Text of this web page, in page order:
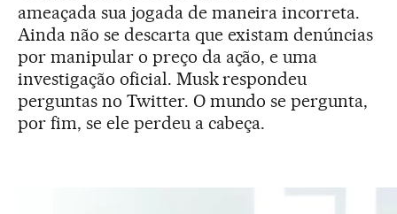
ameaçada sua jogada de maneira incorreta.
Ainda não se descarta que existam denúncias
por manipular o preço da ação, e uma
investigação oficial. Musk respondeu
perguntas no Twitter. O mundo se pergunta,
por fim, se ele perdeu a cabeça.